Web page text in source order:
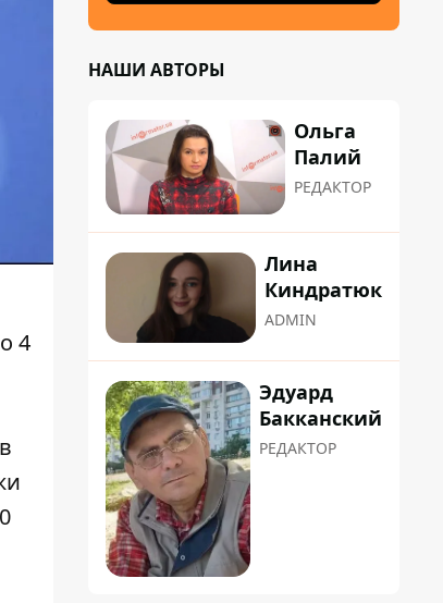
4
НАШИ АВТОРЫ
Ольга
Палий
РЕДАКТОР
Лина
Киндратюк
ADMIN
Эдуард
Бакканский
РЕДАКТОР